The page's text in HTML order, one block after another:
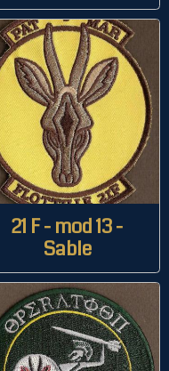
21 F - mod 13 -
Sable